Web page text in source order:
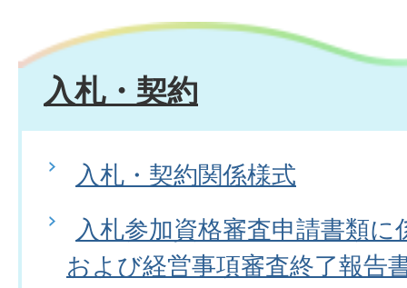
入札・契約
入札・契約関係様式
入札参加資格審査申請書類
および経営事項審査終了報告